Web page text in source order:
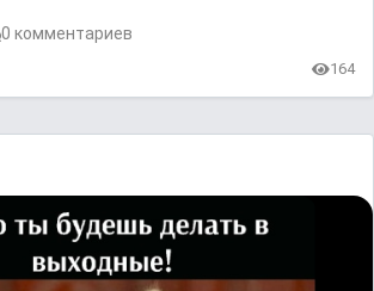
0 комментариев
164